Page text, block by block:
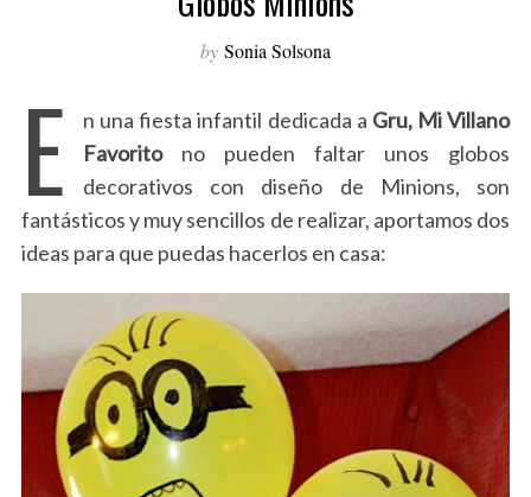
by Sonia Solsona
E n una fiesta infantil dedicada a Gru, Mi Villano
Favoritono pueden faltar unos globos
decorativos con diseño de Minions, son
fantásticos y muy sencillos de realizar, aportamos dos
ideas para que puedas hacerlos en casa: